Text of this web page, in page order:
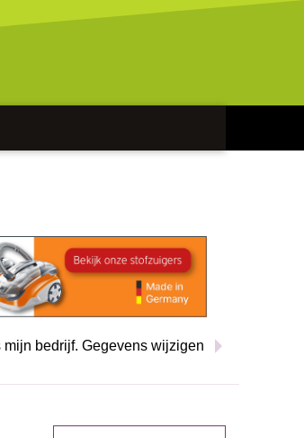
mijn bedrijf. Gegevens wijzigen